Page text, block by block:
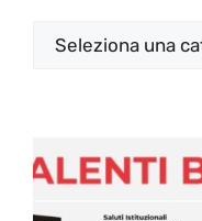
Categorie